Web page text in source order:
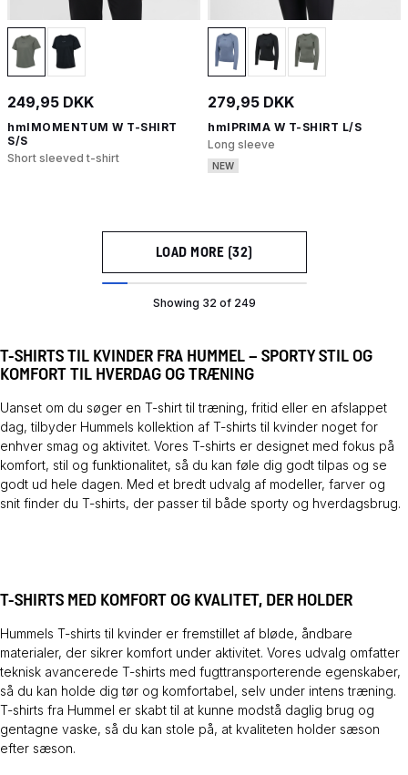
249,95 DKK
hmlMOMENTUM W T-SHIRT
S/S
Short sleeved t-shirt
279,95 DKK
hmlPRIMA W T-SHIRT L/S
Long sleeve
NEW
LOAD MORE (32)
Showing 32 of 249
T-SHIRTS TIL KVINDER FRA HUMMEL – SPORTY STIL OG
KOMFORT TIL HVERDAG OG TRÆNING
Uanset om du søger en T-shirt til træning, fritid eller en afslappet
dag, tilbyder Hummels kollektion af T-shirts til kvinder noget for
enhver smag og aktivitet. Vores T-shirts er designet med fokus på
komfort, stil og funktionalitet, så du kan føle dig godt tilpas og se
godt ud hele dagen. Med et bredt udvalg af modeller, farver og
snit finder du T-shirts, der passer til både sporty og hverdagsbrug.
T-SHIRTS MED KOMFORT OG KVALITET, DER HOLDER
Hummels T-shirts til kvinder er fremstillet af bløde, åndbare
materialer, der sikrer komfort under aktivitet. Vores udvalg omfatter
teknisk avancerede T-shirts med fugttransporterende egenskaber,
så du kan holde dig tør og komfortabel, selv under intens træning.
T-shirts fra Hummel er skabt til at kunne modstå daglig brug og
gentagne vaske, så du kan stole på, at kvaliteten holder sæson
efter sæson.